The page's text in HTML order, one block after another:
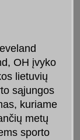
OH įvyko
lietuvių
sąjungos
kuriame
metų
sporto